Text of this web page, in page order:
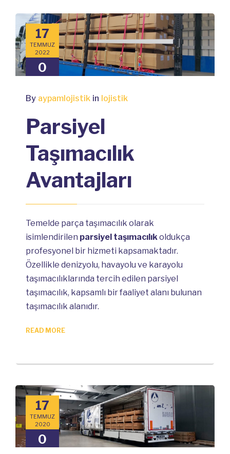
17
TEMMUZ
2022
0
By aypamlojistik in lojistik
Parsiyel
Taşımacılık
Avantajları
Temelde parça taşımacılık olarak
isimlendirilen parsiyel taşımacılıkoldukça
profesyonel bir hizmeti kapsamaktadır.
Özellikle denizyolu, havayolu ve karayolu
taşımacılıklarında tercih edilen parsiyel
taşımacılık, kapsamlı bir faaliyet alanı bulunan
taşımacılık alanıdır.
READ MORE
17
TEMMUZ
2020
0